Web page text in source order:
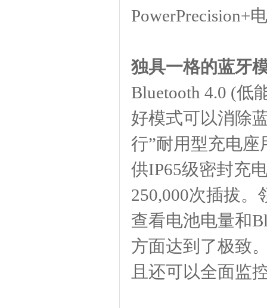
PowerPrecision+
独具一格的蓝牙
Bluetooth 4.0 (低
好模式可以消除
行”耐用型充电座
供IP65级密封充
250,000次插拔。
查看电池电量和
方面达到了极致
且还可以全面监